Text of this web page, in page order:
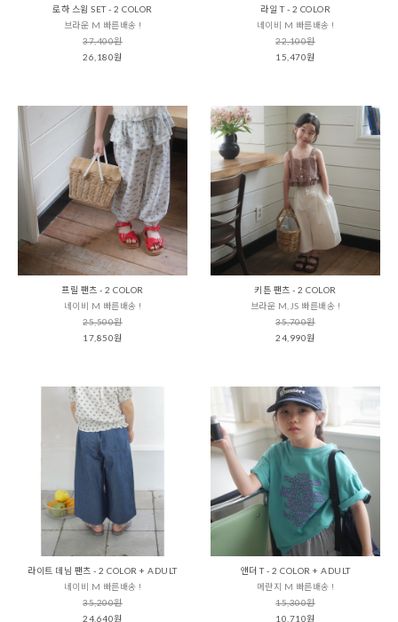
로하 스윔 SET - 2 COLOR
브라운 M 빠른배송 !
37,400원
26,180원
라일 T - 2 COLOR
네이비 M 빠른배송 !
22,100원
15,470원
프릴 팬츠 - 2 COLOR
네이비 M 빠른배송 !
25,500원
17,850원
키튼 팬츠 - 2 COLOR
브라운 M,JS 빠른배송 !
35,700원
24,990원
라이트 데님 팬츠 - 2 COLOR + ADULT
네이비 M 빠른배송 !
35,200원
24,640원
앤더 T - 2 COLOR + ADULT
메란지 M 빠른배송 !
15,300원
10,710원